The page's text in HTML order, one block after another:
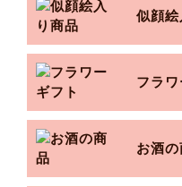
似顔
フラワ
お酒